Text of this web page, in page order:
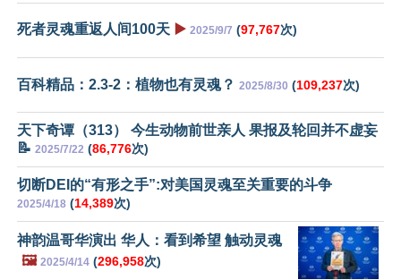
死者灵魂重返人间100天 ▶️ 2025/9/7 (97,767次)
百科精品：2.3-2：植物也有灵魂？ 2025/8/30 (109,237次)
天下奇谭（313） 今生动物前世亲人 果报及轮回并不虚妄
📝 2025/7/22 (86,776次)
切断DEI的“有形之手”:对美国灵魂至关重要的斗争
2025/4/18 (14,389次)
神韵温哥华演出 华人：看到希望 触动灵魂
🖼️ 2025/4/14 (296,958次)